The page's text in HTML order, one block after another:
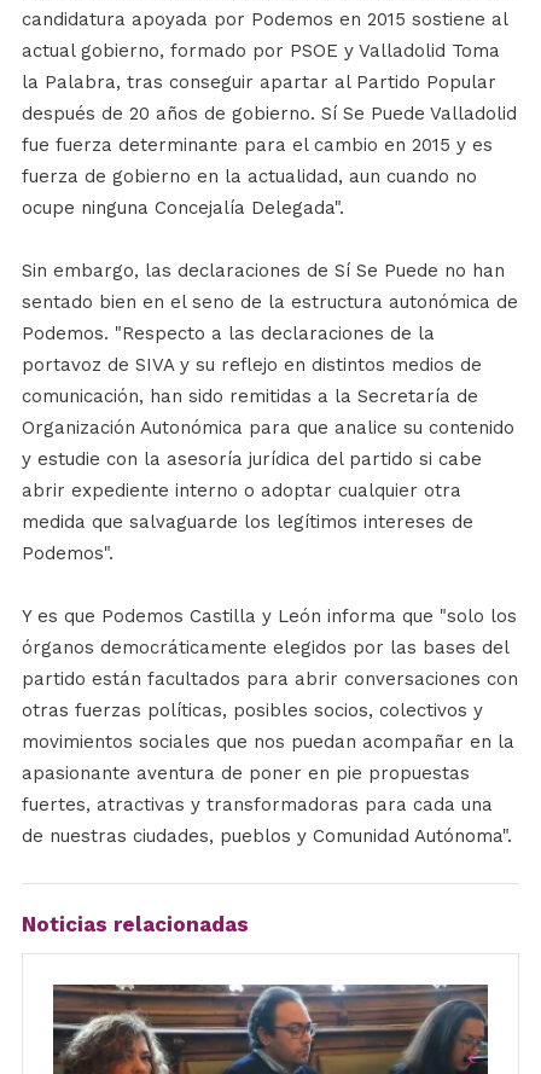
candidatura apoyada por Podemos en 2015 sostiene al
actual gobierno, formado por PSOE y Valladolid Toma
la Palabra, tras conseguir apartar al Partido Popular
después de 20 años de gobierno. Sí Se Puede Valladolid
fue fuerza determinante para el cambio en 2015 y es
fuerza de gobierno en la actualidad, aun cuando no
ocupe ninguna Concejalía Delegada".
Sin embargo, las declaraciones de Sí Se Puede no han
sentado bien en el seno de la estructura autonómica de
Podemos. "Respecto a las declaraciones de la
portavoz de SIVA y su reflejo en distintos medios de
comunicación, han sido remitidas a la Secretaría de
Organización Autonómica para que analice su contenido
y estudie con la asesoría jurídica del partido si cabe
abrir expediente interno o adoptar cualquier otra
medida que salvaguarde los legítimos intereses de
Podemos".
Y es que Podemos Castilla y León informa que "solo los
órganos democráticamente elegidos por las bases del
partido están facultados para abrir conversaciones con
otras fuerzas políticas, posibles socios, colectivos y
movimientos sociales que nos puedan acompañar en la
apasionante aventura de poner en pie propuestas
fuertes, atractivas y transformadoras para cada una
de nuestras ciudades, pueblos y Comunidad Autónoma".
Noticias relacionadas